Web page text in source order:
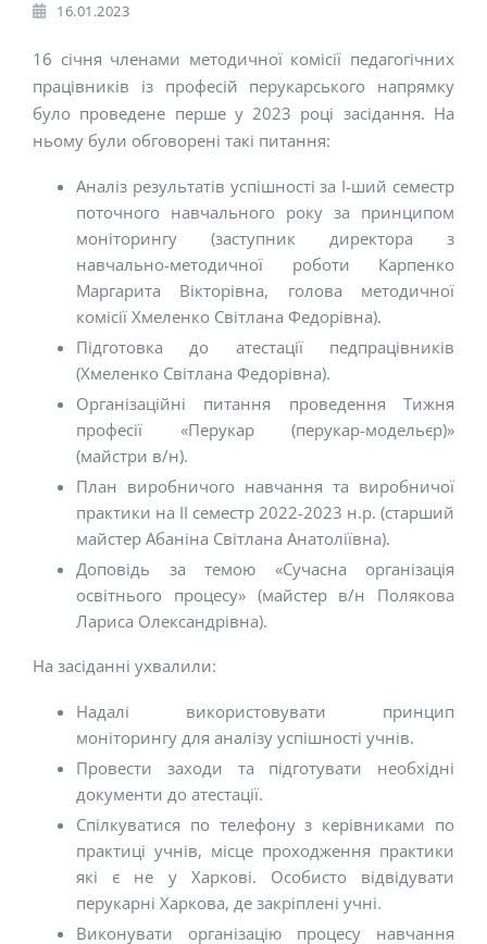
16.01.2023
16 січня членами методичної комісії педагогічних
працівників із професій перукарського напрямку
було проведене перше у 2023 році засідання. На
ньому були обговорені такі питання:
Аналіз результатів успішності за I-ший семестр
поточного навчального року за принципом
моніторингу (заступник директора з
навчально-методичної роботи Карпенко
Маргарита Вікторівна, голова методичної
комісії Хмеленко Світлана Федорівна).
Підготовка до атестації педпрацівників
(Хмеленко Світлана Федорівна).
Організаційні питання проведення Тижня
професії «Перукар (перукар-модельєр)»
(майстри в/н).
План виробничого навчання та виробничої
практики на ІІ семестр 2022-2023 н.р. (старший
майстер Абаніна Світлана Анатоліївна).
Доповідь за темою «Сучасна організація
освітнього процесу» (майстер в/н Полякова
Лариса Олександрівна).
На засіданні ухвалили:
Надалі використовувати принцип
моніторингу для аналізу успішності учнів.
Провести заходи та підготувати необхідні
документи до атестації.
Спілкуватися по телефону з керівниками по
практиці учнів, місце проходження практики
які є не у Харкові. Особисто відвідувати
перукарні Харкова, де закріплені учні.
Виконувати організацію процесу навчання